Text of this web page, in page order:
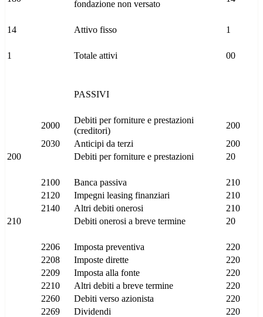
fondazione non versato
14 Attivo fisso 1
1 Totale attivi 00
PASSIVI
2000
Debiti per forniture e prestazioni
(creditori)
200
2030
Anticipi da terzi
200
200
Debiti per forniture e prestazioni 20
2100 Banca passiva
210
2120
Impegni leasing finanziari
210
2140
Altri debiti onerosi
210
210
Debiti onerosi a breve termine 20
2206 Imposta preventiva
220
2208
Imposte dirette
220
2209
Imposta alla fonte
220
2210
Altri debiti a breve termine
220
2260
Debiti verso azionista
220
2269
Dividendi
220